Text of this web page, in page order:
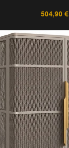
504,90 €